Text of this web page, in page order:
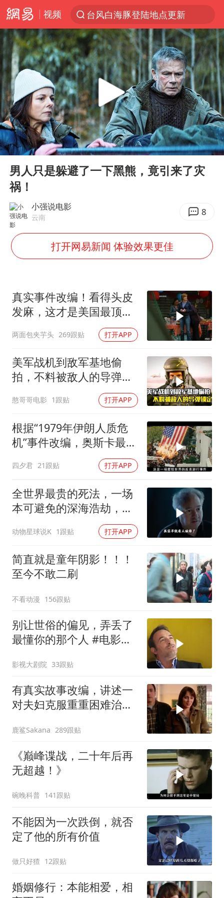
视频
台风白海豚登陆地点更新
以“新”破局 首发经济点亮城市消费活力
台风白海豚进入48小时警戒线
佛得角门将亮相智利俱乐部主场
宇树科技发行价格150.80元/股
看守所辅警收受10万获刑1年
宇树科技王兴兴身家有望超200亿元
五粮液渠道价一箱上涨近百元
CIA被曝已秘密设立古巴工作组
我国编制完成新版全月地质图
“深圳地面沉降致车辆损坏”不实
中国“五箭齐发”反制美国
感觉全东北都在等7号
多地要求领导干部带头休假
奋进开新局 实干挑大梁
Play
00:00 03:05
男人只是躲避了一下黑熊，竟引来了灾
祸！
小强说电影
云南 8
打开网易新闻 体验效果更佳
真实事件改编！看得头皮
发麻，这才是美国最顶级
两面包夹芋头 269跟贴 打开APP
美军战机到敌军基地偷
拍，不料被敌人的导弹锁
憨哥哥电影 1跟贴 打开APP
根据“1979年伊朗人质危
机”事件改编，奥斯卡最佳
四夕君 21跟贴 打开APP
全世界最贵的死法，一场
本可避免的深海浩劫，
180万一张深海船票，载
着5名追梦人奔赴3800米
深海
动物星球说K 1跟贴 打开APP
简直就是童年阴影！！！
至今不敢二刷
不看动漫 156跟贴
别让世俗的偏见，弄丢了
最懂你的那个人 #电影解
影视大剧院 33跟贴
有真实故事改编，讲述一
对夫妇克服重重困难治疗
鹿鲨Sakana 289跟贴
《巅峰谍战，二十年后再
无超越！》
碗晚科普 141跟贴
不能因为一次跌倒，就否
定了他的所有价值
做只好猹 12跟贴
婚姻修行：本能相爱，相